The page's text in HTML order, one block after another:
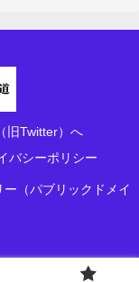
旧Twitter）へ
バシーポリシー
（パブリックドメイ